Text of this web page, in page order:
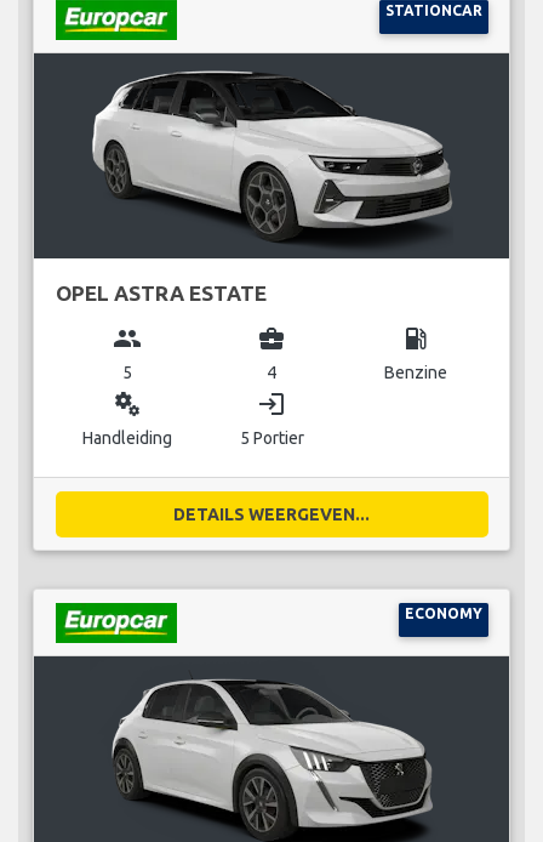
STATIONCAR
OPEL ASTRA ESTATE
group
5
business_center
4
local_gas_station
Benzine
miscellaneous_services
Handleiding
login
5 Portier
DETAILS WEERGEVEN...
ECONOMY